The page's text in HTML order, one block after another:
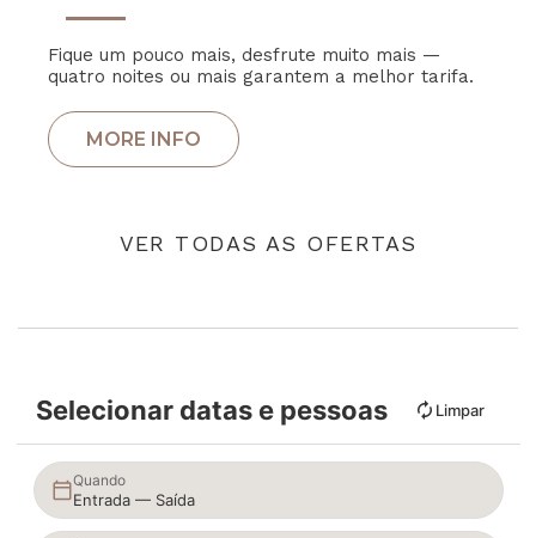
Fique um pouco mais, desfrute muito mais —
quatro noites ou mais garantem a melhor tarifa.
VER TODAS AS OFERTAS
Selecionar datas e pessoas Limpar
Quando
Entrada — Saída